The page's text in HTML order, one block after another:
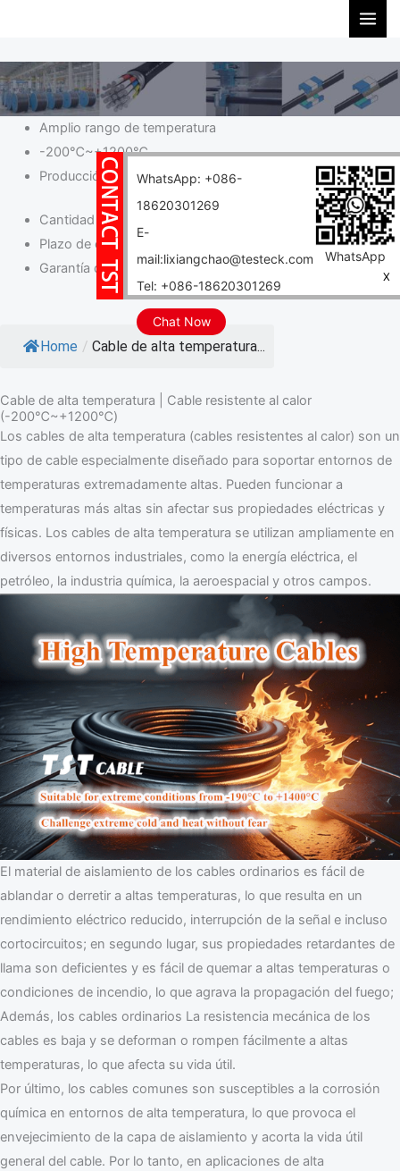
WhatsApp: +086-
18620301269
E-
mail:lixiangchao@testeck.com
Tel: +086-18620301269
Chat Now
WhatsApp
X
contenido
Amplio rango de temperatura
-200℃~+1200℃
Producción de diseños personalizados
Cantidad mínima de pedido pequeña
Plazo de entrega corto
Garantía de larga duración
Home / Cable de alta temperatura...
Cable de alta temperatura | Cable resistente al calor
(-200℃~+1200℃)
Los cables de alta temperatura (cables resistentes al calor) son un
tipo de cable especialmente diseñado para soportar entornos de
temperaturas extremadamente altas. Pueden funcionar a
temperaturas más altas sin afectar sus propiedades eléctricas y
físicas. Los cables de alta temperatura se utilizan ampliamente en
diversos entornos industriales, como la energía eléctrica, el
petróleo, la industria química, la aeroespacial y otros campos.
El material de aislamiento de los cables ordinarios es fácil de
ablandar o derretir a altas temperaturas, lo que resulta en un
rendimiento eléctrico reducido, interrupción de la señal e incluso
cortocircuitos; en segundo lugar, sus propiedades retardantes de
llama son deficientes y es fácil de quemar a altas temperaturas o
condiciones de incendio, lo que agrava la propagación del fuego;
Además, los cables ordinarios La resistencia mecánica de los
cables es baja y se deforman o rompen fácilmente a altas
temperaturas, lo que afecta su vida útil.
Por último, los cables comunes son susceptibles a la corrosión
química en entornos de alta temperatura, lo que provoca el
envejecimiento de la capa de aislamiento y acorta la vida útil
general del cable. Por lo tanto, en aplicaciones de alta